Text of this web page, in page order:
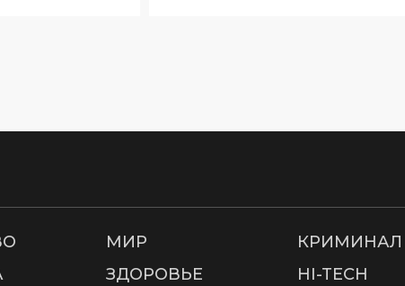
МИР КРИМИНАЛ
ЗДОРОВЬЕ HI-TECH